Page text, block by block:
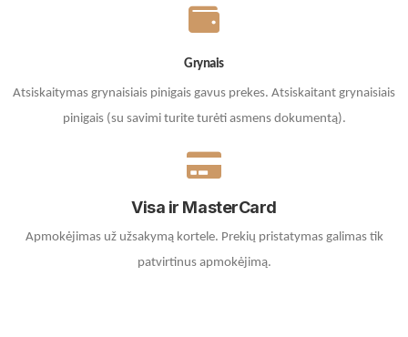
Grynais
Atsiskaitymas grynaisiais pinigais gavus prekes. Atsiskaitant grynaisiais
pinigais (su savimi turite turėti asmens dokumentą).
Visa ir MasterCard
Apmokėjimas už užsakymą kortele. Prekių pristatymas galimas tik
patvirtinus apmokėjimą.